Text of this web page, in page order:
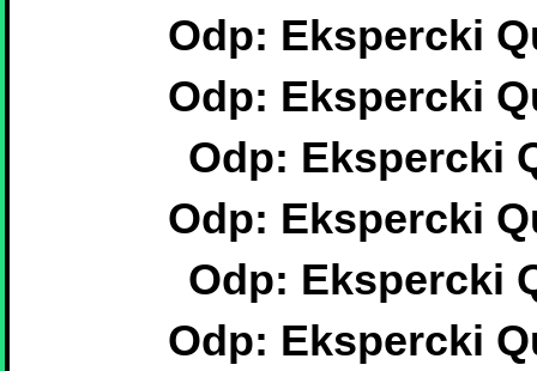
Odp: Ekspercki
Odp: Ekspercki
Odp: Ekspercki
Odp: Ekspercki
Odp: Ekspercki
Odp: Ekspercki